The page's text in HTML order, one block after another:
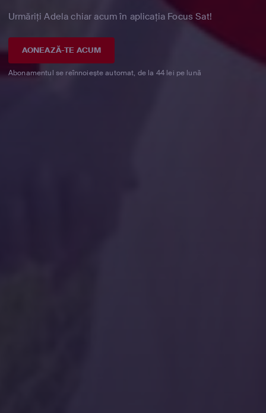
Urmăriți Adela chiar acum în aplicația Focus Sat!
AONEAZĂ-TE ACUM
Abonamentul se reînnoiește automat, de la 44 lei pe lună